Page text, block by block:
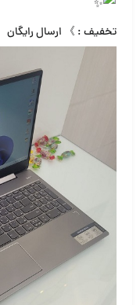
تخفیف : 》 ارسال رایگان